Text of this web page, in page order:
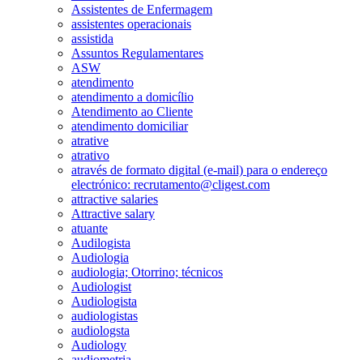
Assistentes de Enfermagem
assistentes operacionais
assistida
Assuntos Regulamentares
ASW
atendimento
atendimento a domicílio
Atendimento ao Cliente
atendimento domiciliar
atrative
atrativo
através de formato digital (e-mail) para o endereço
electrónico: recrutamento@cligest.com
attractive salaries
Attractive salary
atuante
Audilogista
Audiologia
audiologia; Otorrino; técnicos
Audiologist
Audiologista
audiologistas
audiologsta
Audiology